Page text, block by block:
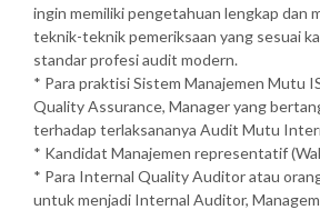
ingin memiliki pengetahuan lengkap dan
teknik-teknik pemeriksaan yang sesuai
standar profesi audit modern.
* Para praktisi Sistem Manajemen Mutu
Quality Assurance, Manager yang
terhadap terlaksananya Audit Mutu
* Kandidat Manajemen representatif
* Para Internal Quality Auditor atau
untuk menjadi Internal Auditor,